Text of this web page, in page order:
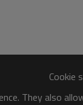
Cookie
They also